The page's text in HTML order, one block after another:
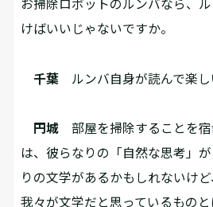
お掃除ロボットのルンバなら、
けばいいじゃないですか。
千葉 ルンバ自身が読んで楽し
円城 部屋を掃除することを
は、彼らなりの「自然な思考」
りの文学があるかもしれないけ
我々が文学だと思っているものと